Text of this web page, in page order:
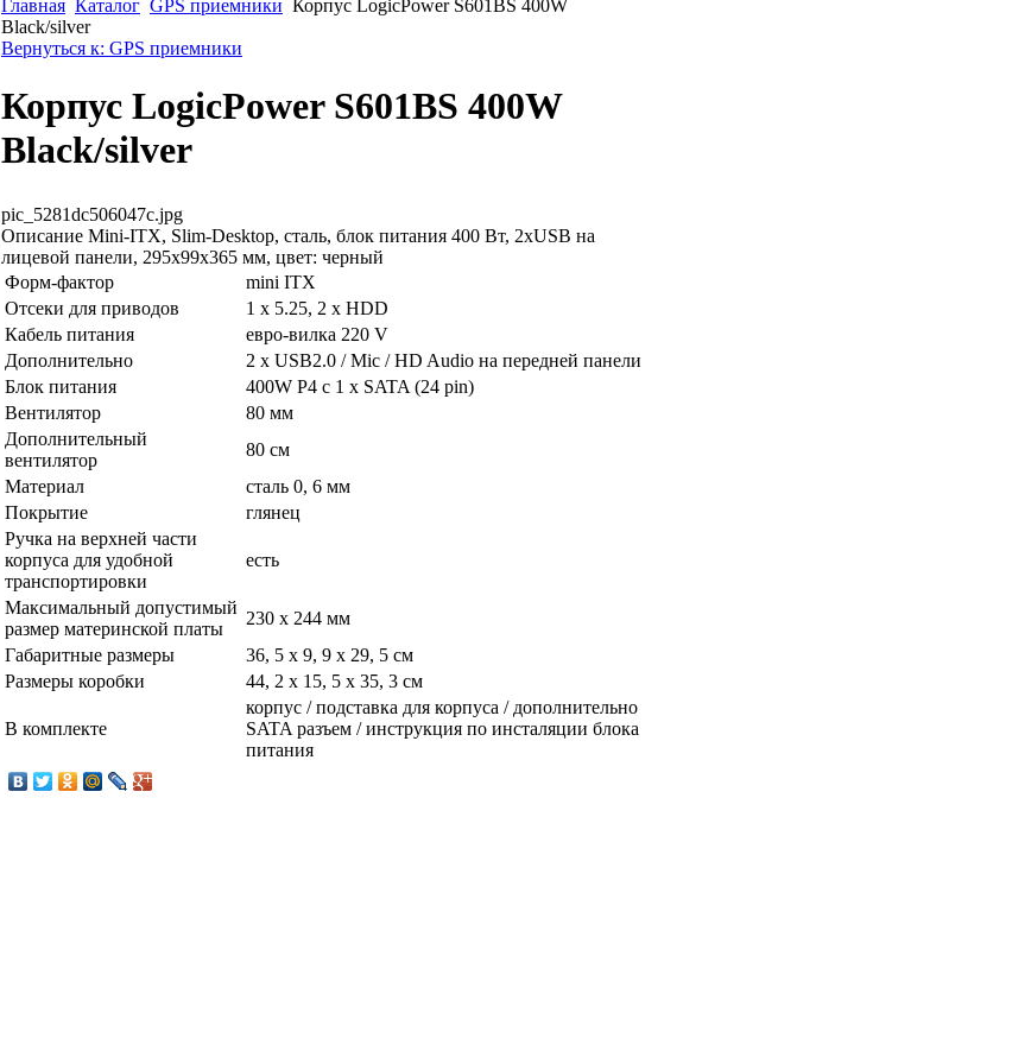
Главная Каталог GPS приемники
Корпус LogicPower S601BS 400W
Black/silver
Вернуться к: GPS приемники
Корпус LogicPower S601BS 400W
Black/silver
pic_5281dc506047c.jpg
Описание Mini-ITX, Slim-Desktop, сталь, блок питания 400 Вт, 2xUSB на
лицевой панели, 295x99x365 мм, цвет: черный
Форм-фактор
mini ITX
Отсеки для приводов
1 x 5.25, 2 x HDD
Кабель питания
евро-вилка 220 V
Дополнительно
2 х USB2.0 / Mic / HD Audio на передней панели
Блок питания
400W P4 с 1 x SATA (24 pin)
Вентилятор
80 мм
Дополнительный
вентилятор
80 см
Материал
сталь 0, 6 мм
Покрытие
глянец
Ручка на верхней части
корпуса для удобной
транспортировки
есть
Максимальный допустимый
размер материнской платы
230 x 244 мм
Габаритные размеры
36, 5 x 9, 9 x 29, 5 см
Размеры коробки
44, 2 x 15, 5 x 35, 3 см
В комплекте
корпус / подставка для корпуса / дополнительно
SATA разъем / инструкция по инсталяции блока
питания